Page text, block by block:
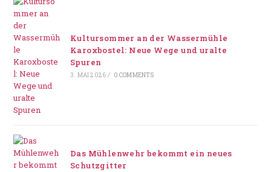
Kultursommer an der Wassermühle
Karoxbostel: Neue Wege und uralte
Spuren
3. MAI 2026 / 0 COMMENTS
Das Mühlenwehr bekommt ein neues
Schutzgitter